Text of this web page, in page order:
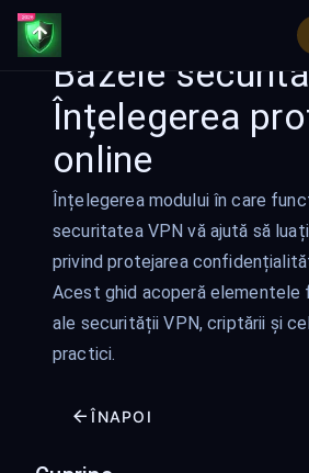
Bazele
Înțelegerea
online
Înțelegerea modului în care
securitatea VPN vă ajută să
privind protejarea
Acest ghid acoperă elementele
ale securității VPN, criptării și
practici.
ÎNAPOI